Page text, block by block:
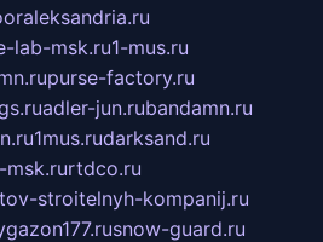
lab-msk.ru1-mus.ru
purse-factory.ru
adler-jun.rubandamn.ru
1mus.rudarksand.ru
msk.rurtdco.ru
stroitelnyh-kompanij.ru
snow-guard.ru